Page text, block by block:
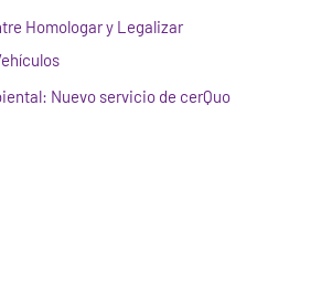
Homologar y Legalizar
Nuevo servicio de cerQuo